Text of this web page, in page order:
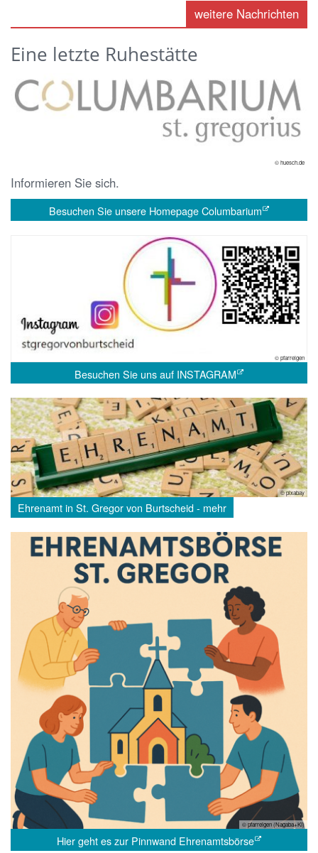
weitere Nachrichten
Eine letzte Ruhestätte
© huesch.de
Informieren Sie sich.
Besuchen Sie unsere Homepage Columbarium
© pfarreigen
Besuchen Sie uns auf INSTAGRAM
© pixabay
Ehrenamt in St. Gregor von Burtscheid - mehr
© pfarreigen (Nagaba+KI)
Hier geht es zur Pinnwand Ehrenamtsbörse